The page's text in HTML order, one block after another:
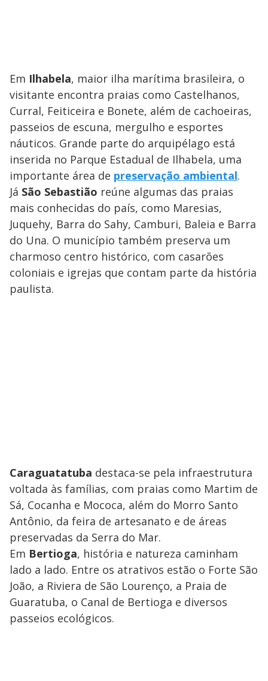
Em Ilhabela, maior ilha marítima brasileira, o
visitante encontra praias como Castelhanos,
Curral, Feiticeira e Bonete, além de cachoeiras,
passeios de escuna, mergulho e esportes
náuticos. Grande parte do arquipélago está
inserida no Parque Estadual de Ilhabela, uma
importante área de preservação ambiental.
Já São Sebastião reúne algumas das praias
mais conhecidas do país, como Maresias,
Juquehy, Barra do Sahy, Camburi, Baleia e Barra
do Una. O município também preserva um
charmoso centro histórico, com casarões
coloniais e igrejas que contam parte da história
paulista.
Caraguatatuba destaca-se pela infraestrutura
voltada às famílias, com praias como Martim de
Sá, Cocanha e Mococa, além do Morro Santo
Antônio, da feira de artesanato e de áreas
preservadas da Serra do Mar.
Em Bertioga, história e natureza caminham
lado a lado. Entre os atrativos estão o Forte São
João, a Riviera de São Lourenço, a Praia de
Guaratuba, o Canal de Bertioga e diversos
passeios ecológicos.